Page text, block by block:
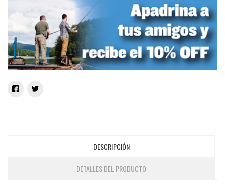
DESCRIPCIÓN
DETALLES DEL PRODUCTO